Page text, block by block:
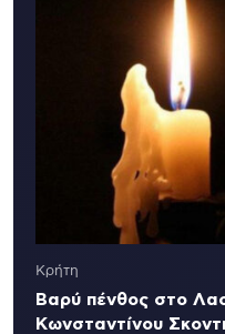
Κρήτη
Βαρύ πένθος στο
Κωνσταντίνου